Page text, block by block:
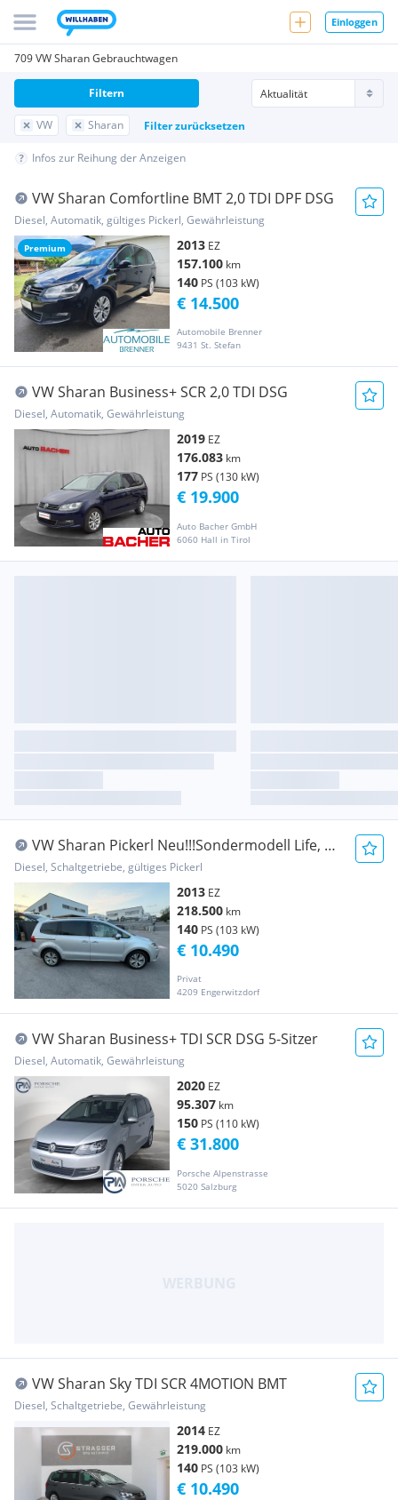
Einloggen
709 VW Sharan Gebrauchtwagen
VW Sharan Filter zurücksetzen
Filtern
Infos zur Reihung der Anzeigen
Premium
VW Sharan Comfortline BMT 2,0 TDI DPF DSG
Diesel, Automatik, gültiges Pickerl, Gewährleistung
2013 EZ
157.100 km
140 PS (103 kW)
Automobile Brenner
9431 St. Stefan
€ 14.500
VW Sharan Business+ SCR 2,0 TDI DSG
Diesel, Automatik, Gewährleistung
2019 EZ
176.083 km
177 PS (130 kW)
Auto Bacher GmbH
6060 Hall in Tirol
€ 19.900
VW Sharan Pickerl Neu!!!Sondermodell Life, 7
Sitz, 8 Reifen
Diesel, Schaltgetriebe, gültiges Pickerl
2013 EZ
218.500 km
140 PS (103 kW)
Privat
4209 Engerwitzdorf
€ 10.490
VW Sharan Business+ TDI SCR DSG 5-Sitzer
Diesel, Automatik, Gewährleistung
2020 EZ
95.307 km
150 PS (110 kW)
Porsche Alpenstrasse
5020 Salzburg
€ 31.800
VW Sharan Sky TDI SCR 4MOTION BMT
Diesel, Schaltgetriebe, Gewährleistung
2014 EZ
219.000 km
140 PS (103 kW)
€ 10.490